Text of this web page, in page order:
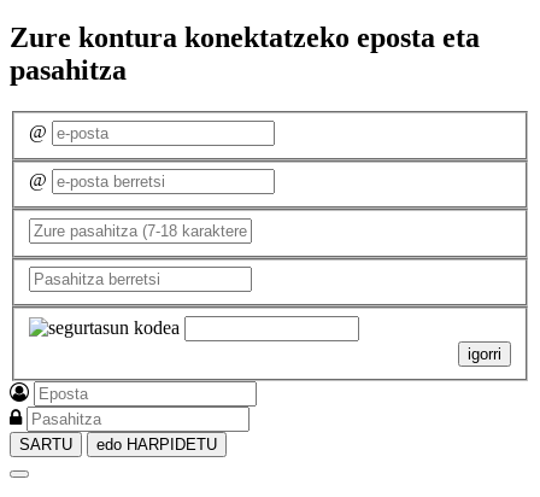
Zure kontura konektatzeko eposta eta
pasahitza
@
@
igorri
SARTU edo HARPIDETU